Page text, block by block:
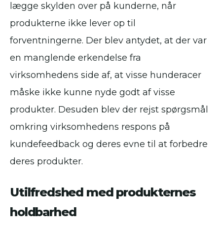
lægge skylden over på kunderne, når
produkterne ikke lever op til
forventningerne. Der blev antydet, at der var
en manglende erkendelse fra
virksomhedens side af, at visse hunderacer
måske ikke kunne nyde godt af visse
produkter. Desuden blev der rejst spørgsmål
omkring virksomhedens respons på
kundefeedback og deres evne til at forbedre
deres produkter.
Utilfredshed med produkternes
holdbarhed